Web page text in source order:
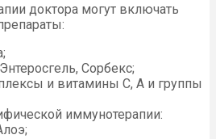
доктора могут включать
Сорбекс;
и витамины С, А и группы
иммунотерапии: